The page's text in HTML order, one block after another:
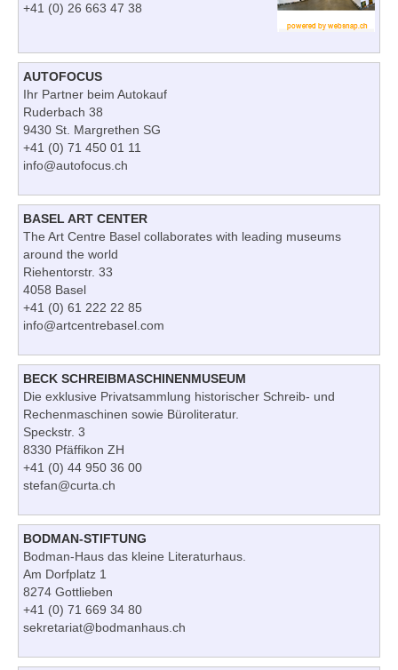
+41 (0) 26 663 47 38
AUTOFOCUS
Ihr Partner beim Autokauf
Ruderbach 38
9430 St. Margrethen SG
+41 (0) 71 450 01 11
info@autofocus.ch
BASEL ART CENTER
The Art Centre Basel collaborates with leading museums
around the world
Riehentorstr. 33
4058 Basel
+41 (0) 61 222 22 85
info@artcentrebasel.com
BECK SCHREIBMASCHINENMUSEUM
Die exklusive Privatsammlung historischer Schreib- und
Rechenmaschinen sowie Büroliteratur.
Speckstr. 3
8330 Pfäffikon ZH
+41 (0) 44 950 36 00
stefan@curta.ch
BODMAN-STIFTUNG
Bodman-Haus das kleine Literaturhaus.
Am Dorfplatz 1
8274 Gottlieben
+41 (0) 71 669 34 80
sekretariat@bodmanhaus.ch